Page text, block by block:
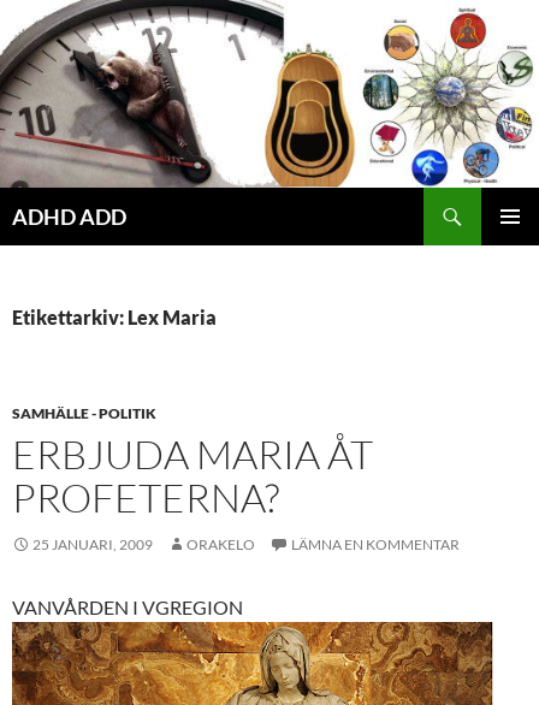
Hoppa
till
innehåll
ADHD ADD
Etikettarkiv: Lex Maria
SAMHÄLLE - POLITIK
ERBJUDA MARIA ÅT
PROFETERNA?
25 JANUARI, 2009 ORAKELO LÄMNA EN KOMMENTAR
VANVÅRDEN I VGREGION